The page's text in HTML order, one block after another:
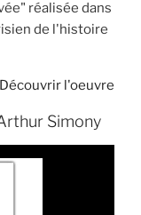
réalisée dans
de l'histoire
Découvrir l'oeuvre
Simony